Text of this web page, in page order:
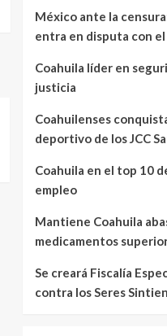
México ante la
entra en disputa con
Coahuila líder en
justicia
Coahuilenses
deportivo de los JCC
Coahuila en el top 10
empleo
Mantiene Coahuila
medicamentos
Se creará Fiscalía
contra los Seres